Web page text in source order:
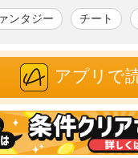
り戻しこの屋敷を抜け
幸令嬢の逆転劇!!
の漫画を描きます。
を育てること。
月8月より連載開始し
ファポリス第14回ファン
ンタジー チート
アプリで